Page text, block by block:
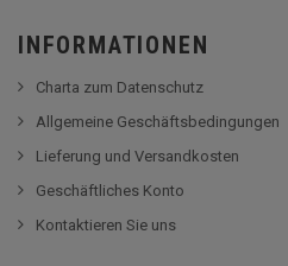
INFORMATIONEN
Charta zum Datenschutz
Allgemeine Geschäftsbedingungen
Lieferung und Versandkosten
Geschäftliches Konto
Kontaktieren Sie uns